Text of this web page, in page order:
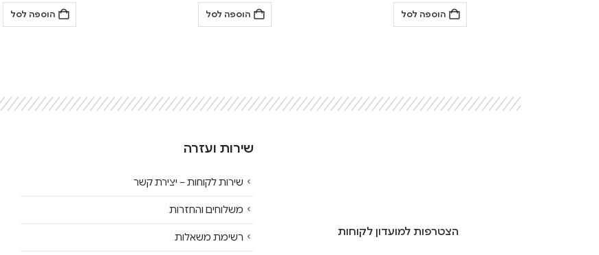
הוספה לסל הוספה לסל הוספה לסל
הצטרפות למועדון לקוחות
שירות ועזרה
שירות לקוחות – יצירת קשר
משלוחים והחזרות
רשימת משאלות